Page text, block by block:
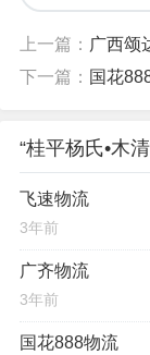
上一篇： 广西颂
下一篇： 国花
“桂平杨氏•木
飞速物流
3年前
广齐物流
3年前
国花888物流